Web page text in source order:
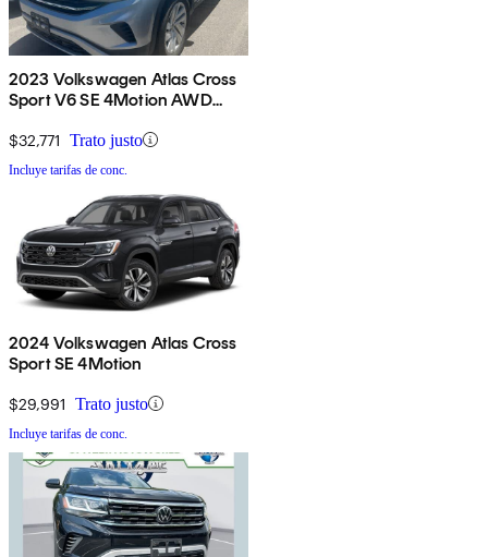
2023 Volkswagen Atlas Cross
Sport V6 SE 4Motion AWD
$32,771 Trato justo
Incluye tarifas de conc.
2024 Volkswagen Atlas Cross
Sport SE 4Motion
$29,991 Trato justo
Incluye tarifas de conc.